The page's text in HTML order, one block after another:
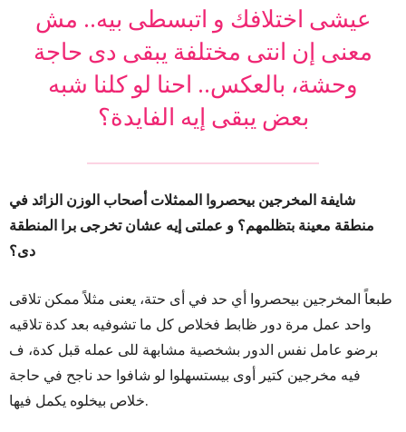
عيشى اختلافك و اتبسطى بيه.. مش
معنى إن انتى مختلفة يبقى دى حاجة
وحشة، بالعكس.. احنا لو كلنا شبه
بعض يبقى إيه الفايدة؟
شايفة المخرجين بيحصروا الممثلات أصحاب الوزن الزائد في
منطقة معينة بتظلمهم؟ و عملتى إيه عشان تخرجى برا المنطقة
دى؟
طبعاً المخرجين بيحصروا أي حد في أى حتة، يعنى مثلاً ممكن تلاقى
واحد عمل مرة دور ظابط فخلاص كل ما تشوفيه بعد كدة تلاقيه
برضو عامل نفس الدور بشخصية مشابهة للى عمله قبل كدة، ف
فيه مخرجين كتير أوى بيستسهلوا لو شافوا حد ناجح في حاجة
خلاص بيخلوه يكمل فيها.